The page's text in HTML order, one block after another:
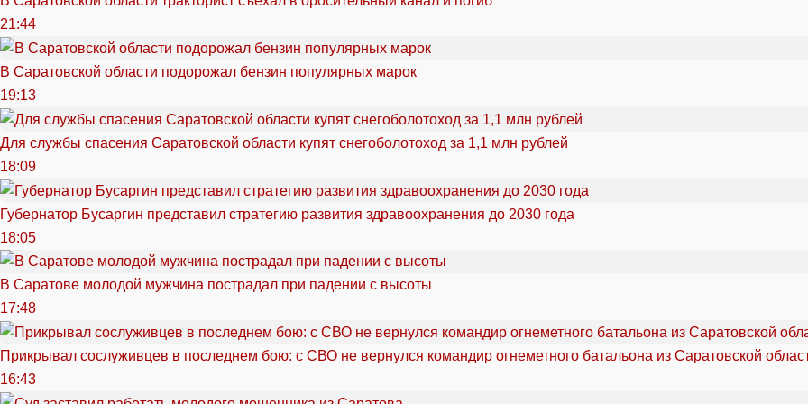
21:44
В Саратовской области подорожал бензин популярных марок
19:13
Для службы спасения Саратовской области купят снегоболотоход за 1,1 млн рублей
18:09
Губернатор Бусаргин представил стратегию развития здравоохранения до 2030 года
18:05
В Саратове молодой мужчина пострадал при падении с высоты
17:48
Прикрывал сослуживцев в последнем бою: с СВО не вернулся командир огнеметного батальона из Саратовской
16:43